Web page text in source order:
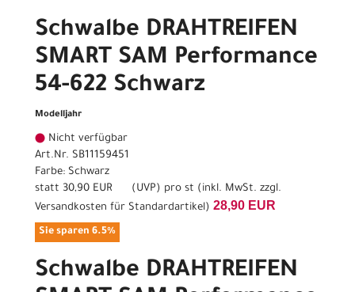
Schwalbe DRAHTREIFEN
SMART SAM Performance
54-622 Schwarz
Modelljahr
Nicht verfügbar
Art.Nr. SB11159451
Farbe: Schwarz
statt 30,90 EUR ( UVP) pro st (inkl. MwSt. zzgl.
Versandkosten für Standardartikel) 28,90 EUR
Sie sparen 6.5%
Schwalbe DRAHTREIFEN